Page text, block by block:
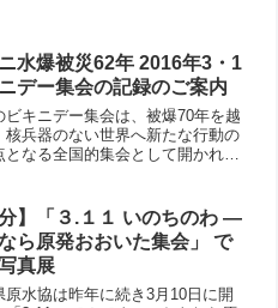
水爆被災62年 2016年3・1
デー集会の記録のご案内
ビキニデー集会は、被爆70年を越
核兵器のない世界へ新たな行動の
となる全国的集会として開かれま
違反で国際司法裁判所に提訴した
ャル諸島共和国か...
分】「３.１１ いのちのわ ―
ら原発おおいた集会」 で
真展
原水協は昨年に続き3月10日に開